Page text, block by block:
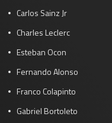
Carlos Sainz Jr
Charles Leclerc
Esteban Ocon
Fernando Alonso
Franco Colapinto
Gabriel Bortoleto